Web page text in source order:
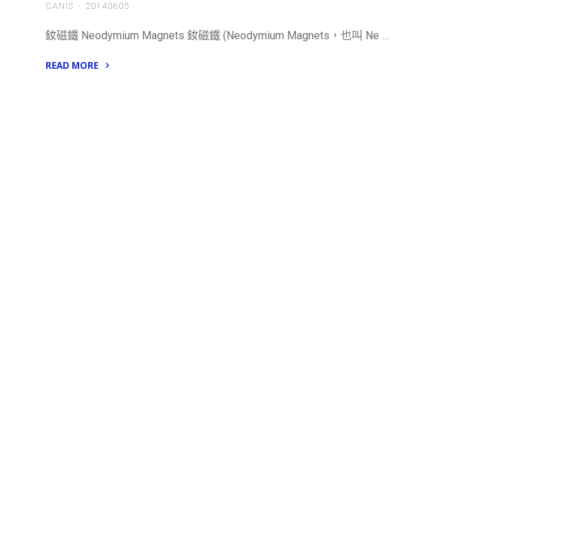
CANIS 20140605
釹磁鐵 Neodymium Magnets 釹磁鐵 (Neodymium Magnets，也叫 Ne …
READ MORE